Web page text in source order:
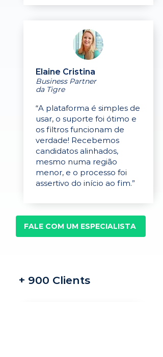
Elaine Cristina
Business Partner
da Tigre
“A plataforma é simples de
usar, o suporte foi ótimo e
os filtros funcionam de
verdade! Recebemos
candidatos alinhados,
mesmo numa região
menor, e o processo foi
assertivo do início ao fim.”
FALE COM UM ESPECIALISTA
+ 900 Clients